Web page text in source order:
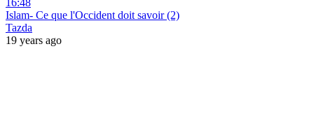
16:48
Islam- Ce que l'Occident doit savoir (2)
Tazda
19 years ago